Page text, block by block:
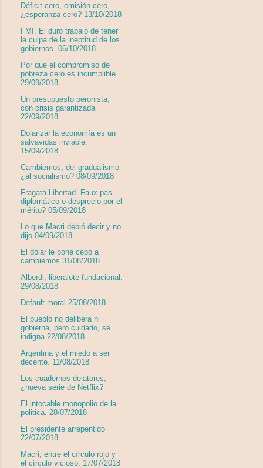
Déficit cero, emisión cero,
¿esperanza cero? 13/10/2018
FMI. El duro trabajo de tener
la culpa de la ineptitud de los
gobiernos. 06/10/2018
Por qué el compromiso de
pobreza cero es incumplible.
29/09/2018
Un presupuesto peronista,
con crisis garantizada
22/09/2018
Dolarizar la economía es un
salvavidas inviable.
15/09/2018
Cambiemos, del gradualismo
¿al socialismo? 08/09/2018
Fragata Libertad. Faux pas
diplomático o desprecio por el
mérito? 05/09/2018
Lo que Macri debió decir y no
dijo 04/09/2018
El dólar le pone cepo a
cambiemos 31/08/2018
Alberdi, liberalote fundacional.
29/08/2018
Default moral 25/08/2018
El pueblo no delibera ni
gobierna, pero cuidado, se
indigna 22/08/2018
Argentina y el miedo a ser
decente. 11/08/2018
Los cuadernos delatores,
¿nueva serie de Netflix?
El intocable monopolio de la
politica. 28/07/2018
El presidente arrepentido
22/07/2018
Macri, entre el círculo rojo y
el círculo vicioso. 17/07/2018